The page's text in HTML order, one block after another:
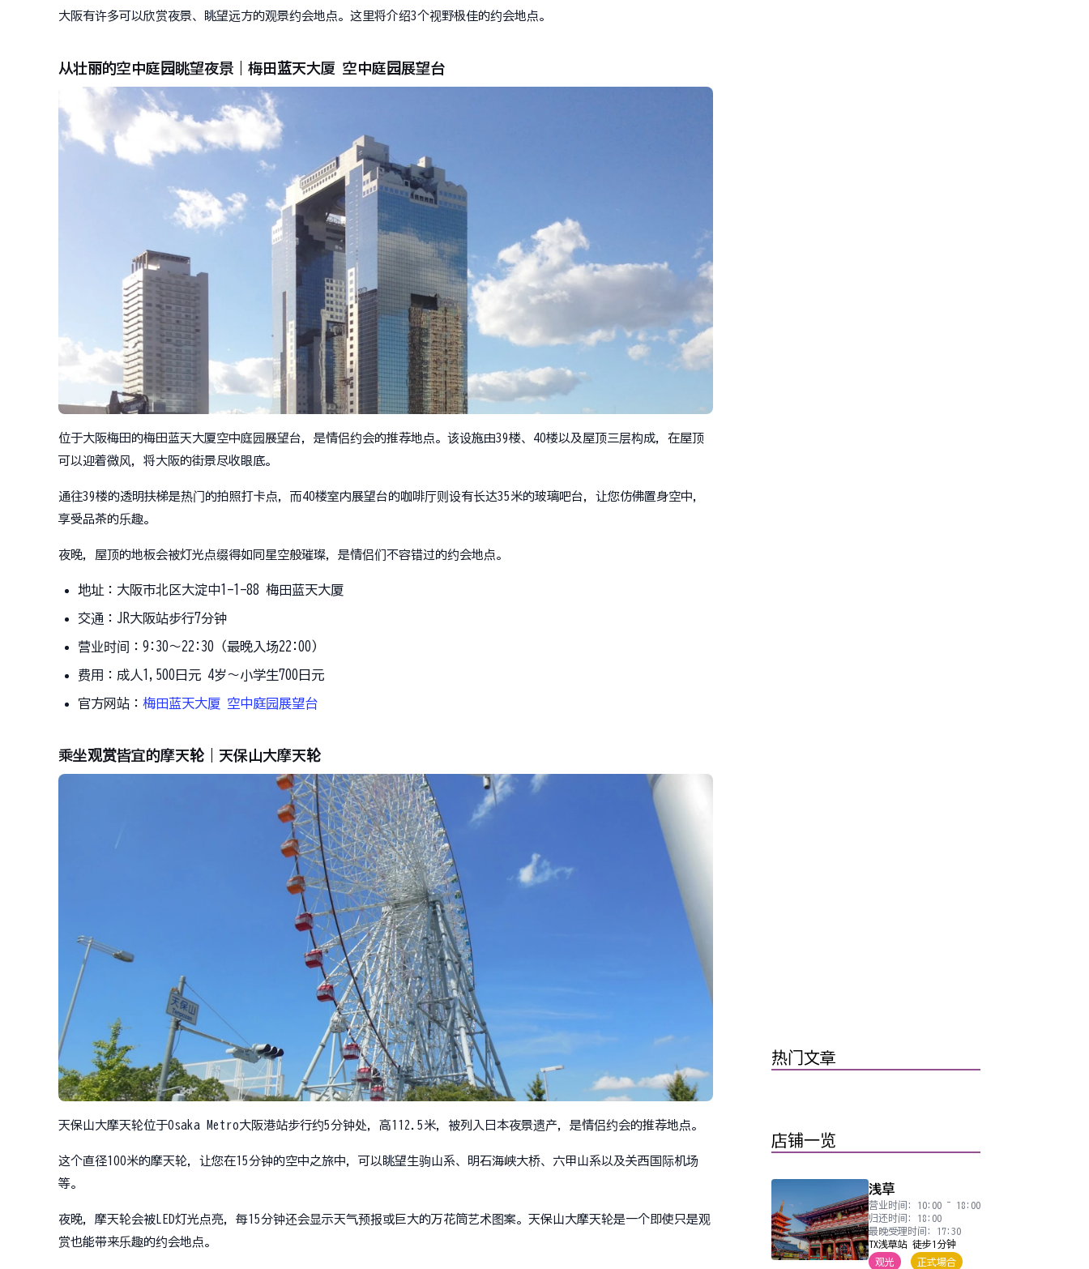
大阪有许多可以欣赏夜景、眺望远方的观景约会地点。这里将介绍3个视野极佳的约会地点。
从壮丽的空中庭园眺望夜景｜梅田蓝天大厦 空中庭园展望台
位于大阪梅田的梅田蓝天大厦空中庭园展望台，是情侣约会的推荐地点。该设施由39楼、40楼以及屋顶三层构成，在屋顶
可以迎着微风，将大阪的街景尽收眼底。
通往39楼的透明扶梯是热门的拍照打卡点，而40楼室内展望台的咖啡厅则设有长达35米的玻璃吧台，让您仿佛置身空中，
享受品茶的乐趣。
夜晚，屋顶的地板会被灯光点缀得如同星空般璀璨，是情侣们不容错过的约会地点。
地址：大阪市北区大淀中1-1-88 梅田蓝天大厦
交通：JR大阪站步行7分钟
营业时间：9:30〜22:30（最晚入场22:00）
费用：成人1,500日元 4岁〜小学生700日元
官方网站： 梅田蓝天大厦 空中庭园展望台
乘坐观赏皆宜的摩天轮｜天保山大摩天轮
天保山大摩天轮位于Osaka Metro大阪港站步行约5分钟处，高112.5米，被列入日本夜景遗产，是情侣约会的推荐地点。
这个直径100米的摩天轮，让您在15分钟的空中之旅中，可以眺望生驹山系、明石海峡大桥、六甲山系以及关西国际机场
等。
夜晚，摩天轮会被LED灯光点亮，每15分钟还会显示天气预报或巨大的万花筒艺术图案。天保山大摩天轮是一个即使只是观
赏也能带来乐趣的约会地点。
热门文章
店铺一览
浅草
营业时间: 10:00 ~ 18:00
归还时间: 18:00
最晚受理时间: 17:30
TX浅草站 徒步1分钟
观光
正式場合